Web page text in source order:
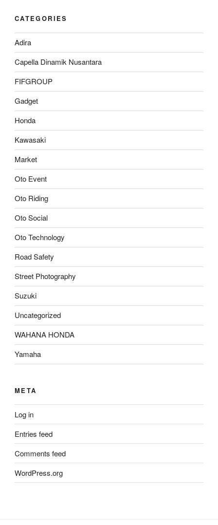
CATEGORIES
Adira
Capella Dinamik Nusantara
FIFGROUP
Gadget
Honda
Kawasaki
Market
Oto Event
Oto Riding
Oto Social
Oto Technology
Road Safety
Street Photography
Suzuki
Uncategorized
WAHANA HONDA
Yamaha
META
Log in
Entries feed
Comments feed
WordPress.org